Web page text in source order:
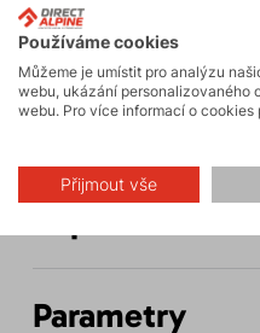
Turistika
Parametry
Používáme cookies
Můžeme je umístit pro analýzu
webu, ukázání personalizovaného
webu. Pro více informací o
Přijmout vše